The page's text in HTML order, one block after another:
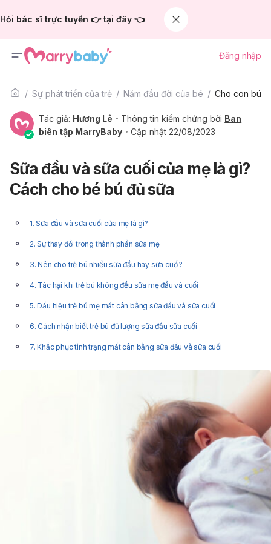
Hỏi bác sĩ trực tuyến 👉 tại đây 👈
Đăng nhập
Sự phát triển của trẻ Năm đầu đời của bé Cho con bú
Tác giả: Hương Lê Thông tin kiểm chứng bởi Ban
biên tập MarryBaby
Cập nhật 22/08/2023
Sữa đầu và sữa cuối của mẹ là gì?
Cách cho bé bú đủ sữa
1. Sữa đầu và sữa cuối của mẹ là gì?
2. Sự thay đổi trong thành phần sữa mẹ
3. Nên cho trẻ bú nhiều sữa đầu hay sữa cuối?
4. Tác hại khi trẻ bú không đều sữa mẹ đầu và cuối
5. Dấu hiệu trẻ bú mẹ mất cân bằng sữa đầu và sữa cuối
6. Cách nhận biết trẻ bú đủ lượng sữa đầu sữa cuối
7. Khắc phục tình trạng mất cân bằng sữa đầu và sữa cuối